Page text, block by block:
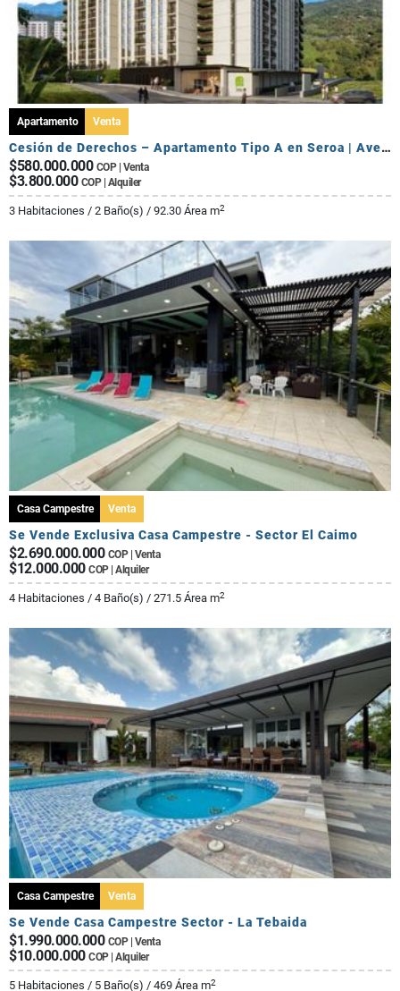
Apartamento Venta
Cesión de Derechos – Apartamento Tipo A en Seroa | Avenida Centenario
$580.000.000 COP | Venta
$3.800.000 COP | Alquiler
3 Habitaciones / 2 Baño(s) / 92.30 Área m2
Casa Campestre Venta
Se Vende Exclusiva Casa Campestre - Sector El Caimo
$2.690.000.000 COP | Venta
$12.000.000 COP | Alquiler
4 Habitaciones / 4 Baño(s) / 271.5 Área m2
Casa Campestre Venta
Se Vende Casa Campestre Sector - La Tebaida
$1.990.000.000 COP | Venta
$10.000.000 COP | Alquiler
5 Habitaciones / 5 Baño(s) / 469 Área m2